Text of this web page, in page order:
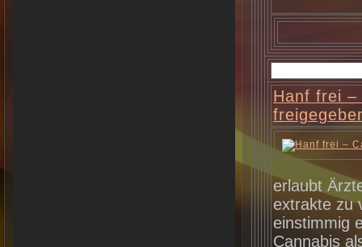
Hanf frei –
erlaubt
extrakte zu
einstimmig
Cannabis